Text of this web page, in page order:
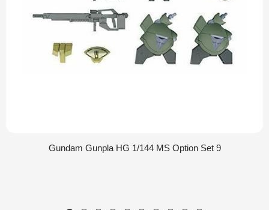
Gundam Gunpla HG 1/144 MS Option Set 9